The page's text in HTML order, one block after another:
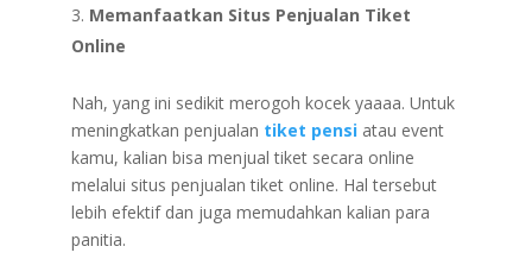
Memanfaatkan Situs Penjualan Tiket
Online
Nah, yang ini sedikit merogoh kocek yaaaa. Untuk
meningkatkan penjualan tiket pensiatau event
kamu, kalian bisa menjual tiket secara online
melalui situs penjualan tiket online. Hal tersebut
lebih efektif dan juga memudahkan kalian para
panitia.